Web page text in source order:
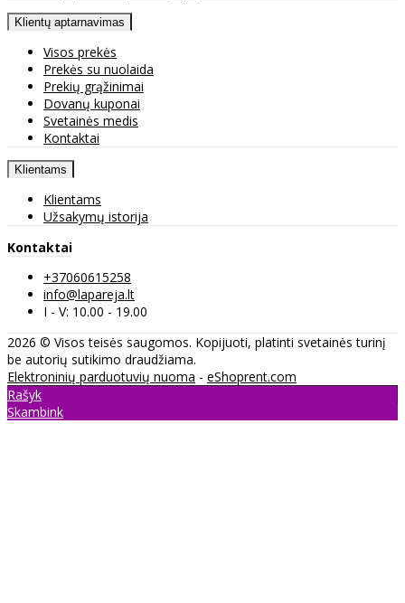
Klientų aptarnavimas
Visos prekės
Prekės su nuolaida
Prekių grąžinimai
Dovanų kuponai
Svetainės medis
Kontaktai
Klientams
Klientams
Užsakymų istorija
Kontaktai
+37060615258
info@lapareja.lt
I - V: 10.00 - 19.00
2026 © Visos teisės saugomos. Kopijuoti, platinti svetainės turinį
be autorių sutikimo draudžiama.
Elektroninių parduotuvių nuoma - eShoprent.com
Rašyk
Skambink